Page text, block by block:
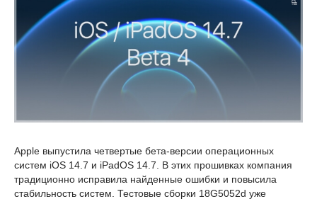
Apple выпустила четвертые бета-версии операционных
систем iOS 14.7 и iPadOS 14.7. В этих прошивках компания
традиционно исправила найденные ошибки и повысила
стабильность систем. Тестовые сборки 18G5052d уже